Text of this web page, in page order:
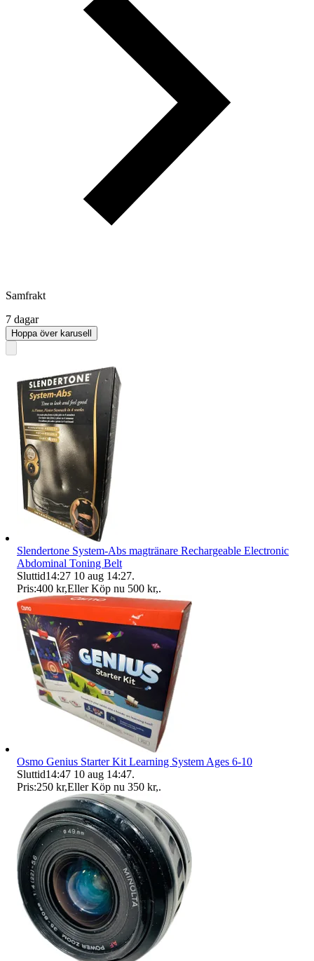
Samfrakt
7 dagar
Hoppa över karusell
Slendertone System-Abs magtränare Rechargeable Electronic
Abdominal Toning Belt
Sluttid14:27 10 aug 14:27.
Pris:400 kr,Eller Köp nu 500 kr,.
Osmo Genius Starter Kit Learning System Ages 6-10
Sluttid14:47 10 aug 14:47.
Pris:250 kr,Eller Köp nu 350 kr,.